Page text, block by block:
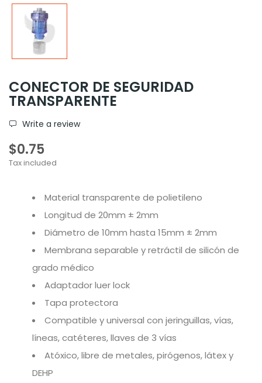
CONECTOR DE SEGURIDAD
TRANSPARENTE
Write a review
$0.75
Tax included
Material transparente de polietileno
Longitud de 20mm ± 2mm
Diámetro de 10mm hasta 15mm ± 2mm
Membrana separable y retráctil de silicón de
grado médico
Adaptador luer lock
Tapa protectora
Compatible y universal con jeringuillas, vías,
líneas, catéteres, llaves de 3 vías
Atóxico, libre de metales, pirógenos, látex y
DEHP